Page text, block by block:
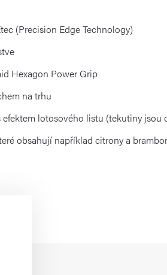
(Precision Edge Technology)
Hexagon Power Grip
na trhu
lotosového listu (tekutiny jsou
obsahují například citrony a